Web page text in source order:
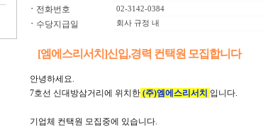
ㆍ 전화번호 02-3142-0384
ㆍ 수당지급일 회사 규정 내
[엠에스리서치]신입,경력 컨택원 모집합니다
안녕하세요.
7호선 신대방삼거리에 위치한 (주)엠에스리서치 입니다.
기업체 컨택원 모집중에 있습니다.